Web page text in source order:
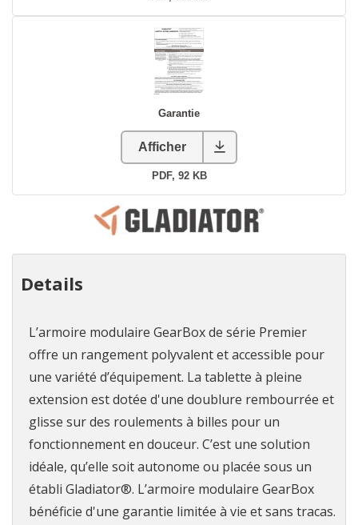
Details
L’armoire modulaire GearBox de série Premier
offre un rangement polyvalent et accessible pour
une variété d’équipement. La tablette à pleine
extension est dotée d'une doublure rembourrée et
glisse sur des roulements à billes pour un
fonctionnement en douceur. C’est une solution
idéale, qu’elle soit autonome ou placée sous un
établi Gladiator®. L’armoire modulaire GearBox
bénéficie d'une garantie limitée à vie et sans tracas.